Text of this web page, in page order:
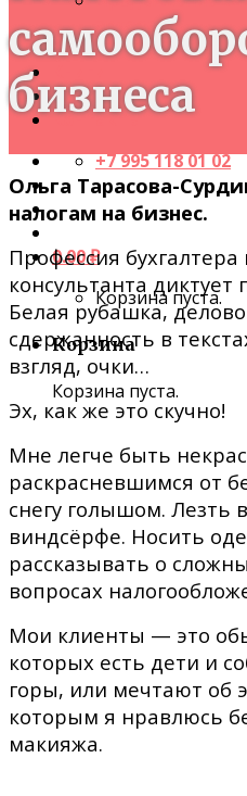
автора
Авторы
Блог
Контакты
+7 995 118 01 02
0.00₽
Корзина пуста.
Корзина
Корзина пуста.
бизнеса
Ольга Тарасова-
налогам на бизнес.
Профессия бухгалтера
консультанта диктует
Белая рубашка,
сдержанность в
взгляд, очки…
Эх, как же это скучно!
Мне легче быть
раскрасневшимся от
снегу голышом. Лезть
виндсёрфе. Носить
рассказывать о
вопросах
Мои клиенты — это
которых есть дети и
горы, или мечтают об
которым я нравлюсь
макияжа.